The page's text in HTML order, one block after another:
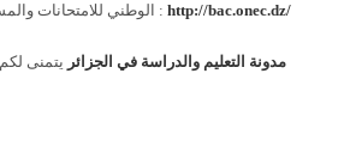
الوطني للامتحانات والمسابقات واليكم رابط الموقع : http://bac.onec.dz/
مدونة التعليم والدراسة في الجزائر يتمنى